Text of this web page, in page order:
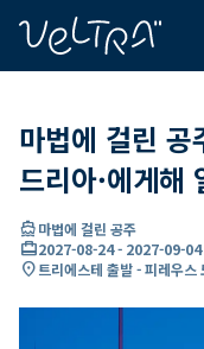
마법에 걸린
드리아·에게해
directions_boat마법에 걸린 공주
card_travel2027-08-24- 2027-09-04
location_on트리에스테 출발 - 피레우스